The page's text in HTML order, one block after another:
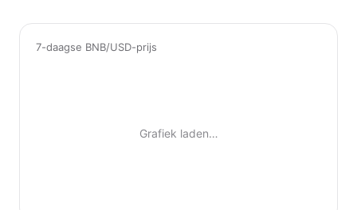
7-daagse BNB/USD-prijs
Grafiek laden…